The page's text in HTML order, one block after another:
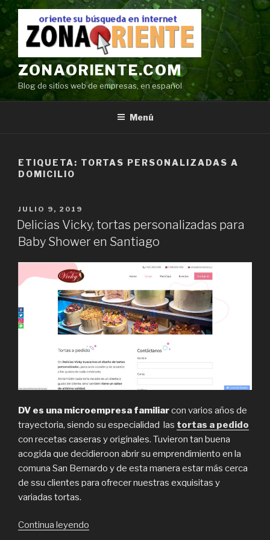
Ir
contenido
ZONAORIENTE.COM
Blog de sitios web de empresas, en español
Menú
ETIQUETA: TORTAS PERSONALIZADAS A
DOMICILIO
POSTED
ON
JULIO 9, 2019
Delicias Vicky, tortas personalizadas para
Baby Shower en Santiago
DV es una microempresa familiarcon varios años de
trayectoria, siendo su especialidad las tortas a pedido
con recetas caseras y originales. Tuvieron tan buena
acogida que decidieroon abrir su emprendimiento en la
comuna San Bernardo y de esta manera estar más cerca
de ssu clientes para ofrecer nuestras exquisitas y
variadas tortas.
Continua leyendo